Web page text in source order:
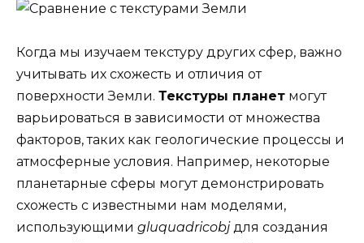
Когда мы изучаем текстуру других сфер, важно
учитывать их схожесть и отличия от
поверхности Земли. Текстуры планет могут
варьироваться в зависимости от множества
факторов, таких как геологические процессы и
атмосферные условия. Например, некоторые
планетарные сферы могут демонстрировать
схожесть с известными нам моделями,
использующими gluquadricobjдля создания